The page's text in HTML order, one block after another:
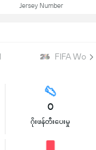
Jersey Number
FIFA
0
ဂိုးဖန်တီးပေးမှု